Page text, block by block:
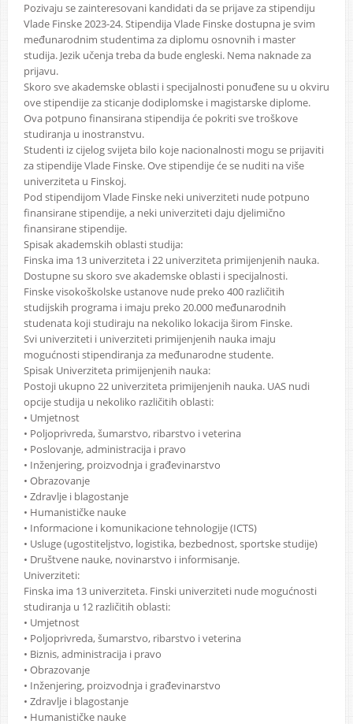
Pozivaju se zainteresovani kandidati da se prijave za stipendiju
Vlade Finske 2023-24. Stipendija Vlade Finske dostupna je svim
međunarodnim studentima za diplomu osnovnih i master
studija. Jezik učenja treba da bude engleski. Nema naknade za
prijavu.
Skoro sve akademske oblasti i specijalnosti ponuđene su u okviru
ove stipendije za sticanje dodiplomske i magistarske diplome.
Ova potpuno finansirana stipendija će pokriti sve troškove
studiranja u inostranstvu.
Studenti iz cijelog svijeta bilo koje nacionalnosti mogu se prijaviti
za stipendije Vlade Finske. Ove stipendije će se nuditi na više
univerziteta u Finskoj.
Pod stipendijom Vlade Finske neki univerziteti nude potpuno
finansirane stipendije, a neki univerziteti daju djelimično
finansirane stipendije.
Spisak akademskih oblasti studija:
Finska ima 13 univerziteta i 22 univerziteta primijenjenih nauka.
Dostupne su skoro sve akademske oblasti i specijalnosti.
Finske visokoškolske ustanove nude preko 400 različitih
studijskih programa i imaju preko 20.000 međunarodnih
studenata koji studiraju na nekoliko lokacija širom Finske.
Svi univerziteti i univerziteti primijenjenih nauka imaju
mogućnosti stipendiranja za međunarodne studente.
Spisak Univerziteta primijenjenih nauka:
Postoji ukupno 22 univerziteta primijenjenih nauka. UAS nudi
opcije studija u nekoliko različitih oblasti:
• Umjetnost
• Poljoprivreda, šumarstvo, ribarstvo i veterina
• Poslovanje, administracija i pravo
• Inženjering, proizvodnja i građevinarstvo
• Obrazovanje
• Zdravlje i blagostanje
• Humanističke nauke
• Informacione i komunikacione tehnologije (ICTS)
• Usluge (ugostiteljstvo, logistika, bezbednost, sportske studije)
• Društvene nauke, novinarstvo i informisanje.
Univerziteti:
Finska ima 13 univerziteta. Finski univerziteti nude mogućnosti
studiranja u 12 različitih oblasti:
• Umjetnost
• Poljoprivreda, šumarstvo, ribarstvo i veterina
• Biznis, administracija i pravo
• Obrazovanje
• Inženjering, proizvodnja i građevinarstvo
• Zdravlje i blagostanje
• Humanističke nauke